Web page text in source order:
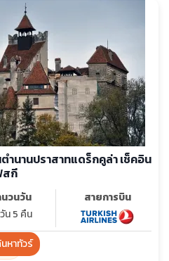
หาทัวร์
ำนานปราสาทแดร็กคูล่า เช็คอิน
สกี
นวนวัน
น 5 คืน
สายการบิน
มื้อ